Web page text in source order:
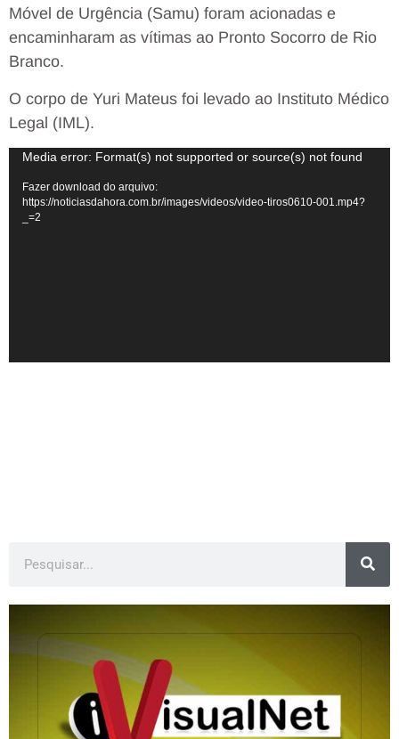
Móvel de Urgência (Samu) foram acionadas e
encaminharam as vítimas ao Pronto Socorro de Rio
Branco.
O corpo de Yuri Mateus foi levado ao Instituto Médico
Legal (IML).
Tocador
de
vídeo
Media error: Format(s) not supported or source(s) not found
Fazer download do arquivo:
https://noticiasdahora.com.br/images/videos/video-tiros0610-001.mp4?
_=2